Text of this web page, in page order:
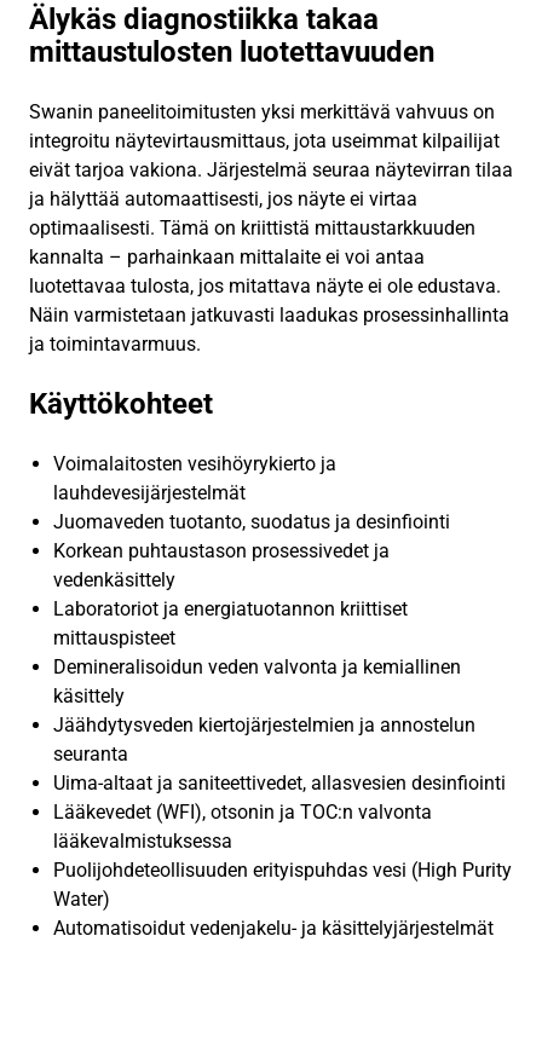
Älykäs diagnostiikka takaa
mittaustulosten luotettavuuden
Swanin paneelitoimitusten yksi merkittävä vahvuus on
integroitu näytevirtausmittaus, jota useimmat kilpailijat
eivät tarjoa vakiona. Järjestelmä seuraa näytevirran tilaa
ja hälyttää automaattisesti, jos näyte ei virtaa
optimaalisesti. Tämä on kriittistä mittaustarkkuuden
kannalta – parhainkaan mittalaite ei voi antaa
luotettavaa tulosta, jos mitattava näyte ei ole edustava.
Näin varmistetaan jatkuvasti laadukas prosessinhallinta
ja toimintavarmuus.
Käyttökohteet
Voimalaitosten vesihöyrykierto ja
lauhdevesijärjestelmät
Juomaveden tuotanto, suodatus ja desinfiointi
Korkean puhtaustason prosessivedet ja
vedenkäsittely
Laboratoriot ja energiatuotannon kriittiset
mittauspisteet
Demineralisoidun veden valvonta ja kemiallinen
käsittely
Jäähdytysveden kiertojärjestelmien ja annostelun
seuranta
Uima-altaat ja saniteettivedet, allasvesien desinfiointi
Lääkevedet (WFI), otsonin ja TOC:n valvonta
lääkevalmistuksessa
Puolijohdeteollisuuden erityispuhdas vesi (High Purity
Water)
Automatisoidut vedenjakelu- ja käsittelyjärjestelmät